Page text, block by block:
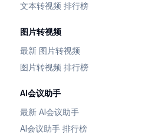
文本转视频 排行榜
图片转视频
最新 图片转视频
图片转视频 排行榜
AI会议助手
最新 AI会议助手
AI会议助手 排行榜